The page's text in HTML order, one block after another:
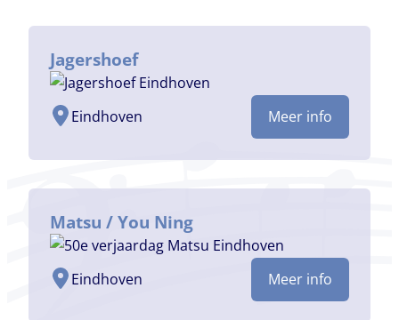
Jagershoef
Eindhoven Meer info
Matsu / You Ning
Eindhoven Meer info